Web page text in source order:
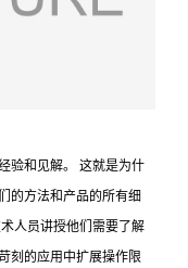
验和见解。 这就是为什
的方法和产品的所有细
人员讲授他们需要了解
刻的应用中扩展操作限